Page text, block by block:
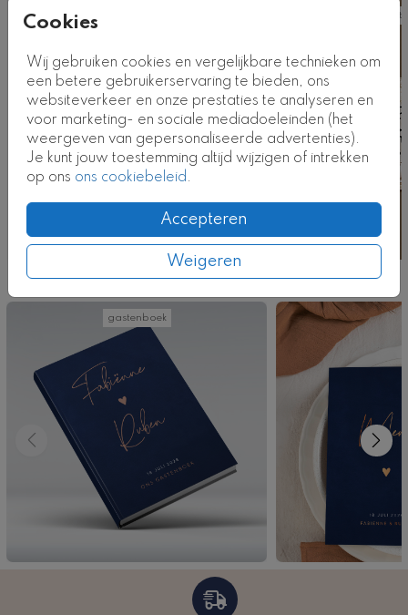
Cookies
Wij gebruiken cookies en vergelijkbare technieken om
een betere gebruikerservaring te bieden, ons
websiteverkeer en onze prestaties te analyseren en
voor marketing- en sociale mediadoeleinden (het
weergeven van gepersonaliseerde advertenties).
Je kunt jouw toestemming altijd wijzigen of intrekken
op ons ons cookiebeleid.
Accepteren
Weigeren
Nog meer in deze stijl
gastenboek